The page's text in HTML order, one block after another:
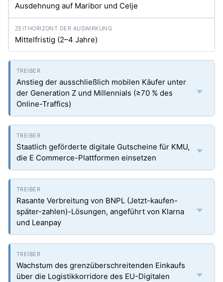
Ausdehnung auf Maribor und Celje
Mittelfristig (2–4 Jahre)
Anstieg der ausschließlich mobilen Käufer unter
der Generation Z und Millennials (≥70 % des
Online-Traffics)
Staatlich geförderte digitale Gutscheine für KMU,
die E Commerce-Plattformen einsetzen
Rasante Verbreitung von BNPL (Jetzt-kaufen-
später-zahlen)-Lösungen, angeführt von Klarna
und Leanpay
Wachstum des grenzüberschreitenden Einkaufs
über die Logistikkorridore des EU-Digitalen